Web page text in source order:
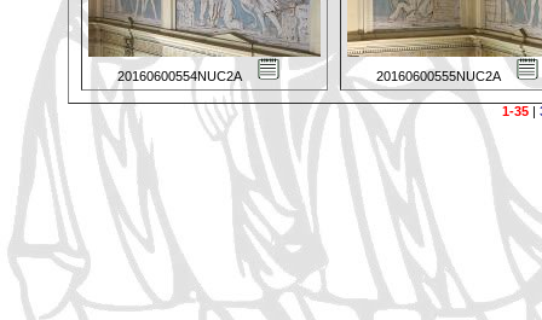
20160600554NUC2A 20160600555NUC2A
1-35|